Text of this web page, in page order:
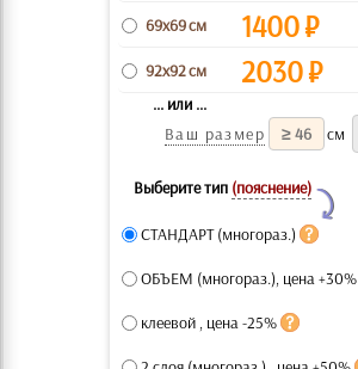
69x69 см 1400₽
92x92 см 2030₽
... или ...
Ваш размер
см
Выберите тип (пояснение)
Y
СТАНДАРТ (многораз.)
ОБЪЕМ (многораз.), цена +30%
клеевой , цена -25%